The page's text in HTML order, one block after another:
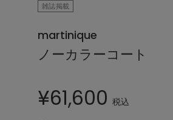
雑誌掲載
martinique
ノーカラーコート
¥61,600 税込